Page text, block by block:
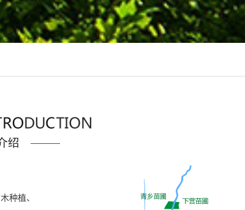
种植、